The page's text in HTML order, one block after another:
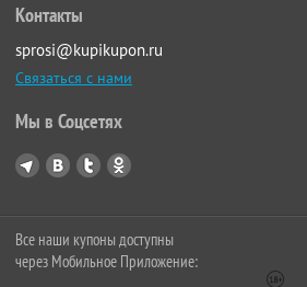
Контакты
sprosi@kupikupon.ru
Связаться с нами
Мы в Соцсетях
Все наши купоны доступны
через Мобильное Приложение: